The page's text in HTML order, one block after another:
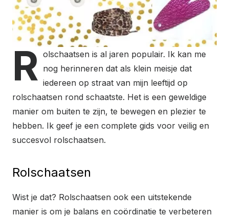
R olschaatsen is al jaren populair. Ik kan me
nog herinneren dat als klein meisje dat
iedereen op straat van mijn leeftijd op
rolschaatsen rond schaatste. Het is een geweldige
manier om buiten te zijn, te bewegen en plezier te
hebben. Ik geef je een complete gids voor veilig en
succesvol rolschaatsen.
Rolschaatsen
Wist je dat? Rolschaatsen ook een uitstekende
manier is om je balans en coördinatie te verbeteren